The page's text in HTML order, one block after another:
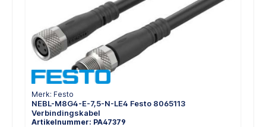
Merk: Festo
NEBL-M8G4-E-7,5-N-LE4 Festo 8065113
Verbindingskabel
Artikelnummer: PA47379